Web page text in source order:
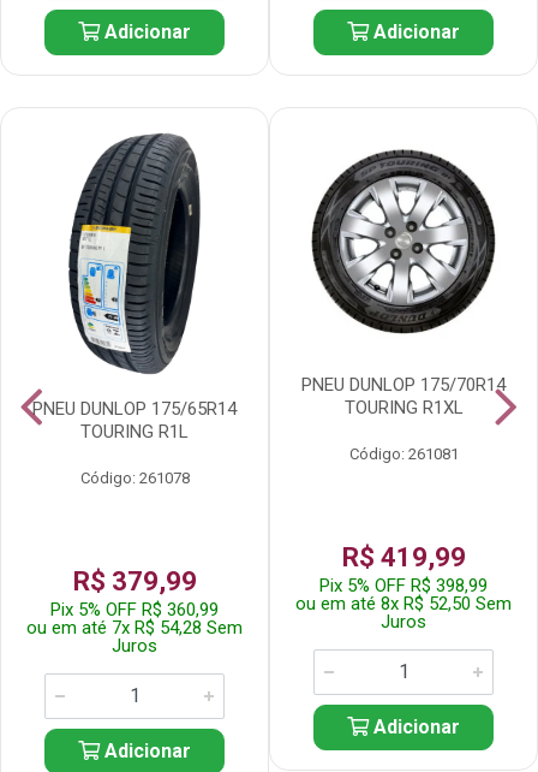
Adicionar Adicionar
PNEU DUNLOP 175/65R14
TOURING R1L
Código: 261078
R$ 379,99
Pix 5% OFF R$ 360,99
ou em até 7x R$ 54,28 Sem
Juros
Adicionar
PNEU DUNLOP 175/70R14
TOURING R1XL
Código: 261081
R$ 419,99
Pix 5% OFF R$ 398,99
ou em até 8x R$ 52,50 Sem
Juros
Adicionar